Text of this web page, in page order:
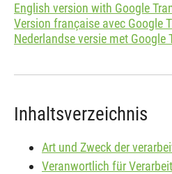
English version with Google
Version française avec Google
Nederlandse versie met Google
Inhaltsverzeichnis
Art und Zweck der
Veranwortlich für